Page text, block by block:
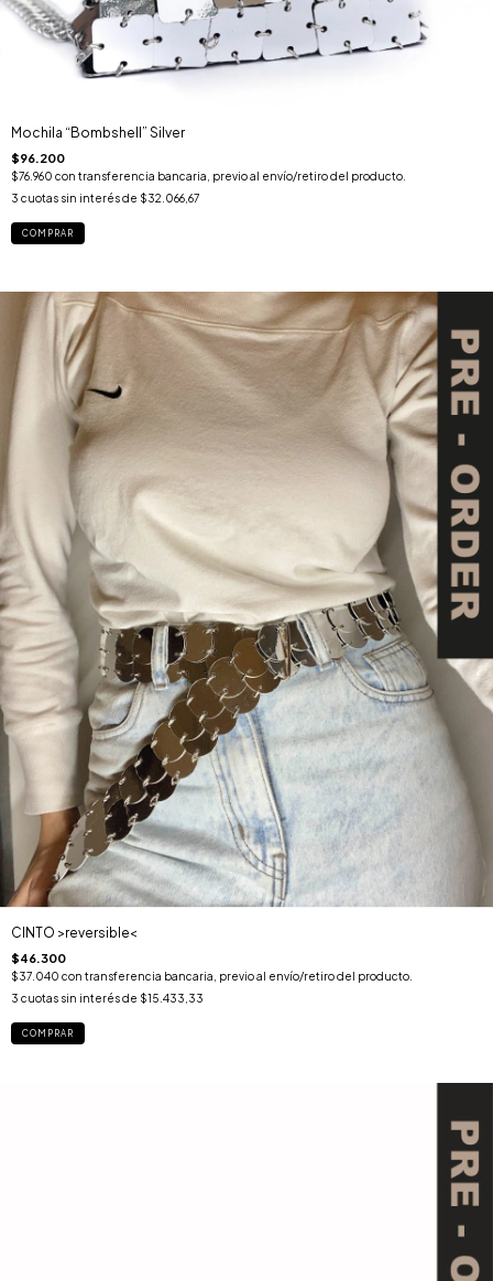
Mochila “Bombshell” Silver
$96.200
$76.960 con transferencia bancaria, previo al envío/retiro del producto.
3 cuotas sin interés de $32.066,67
CINTO >reversible<
$46.300
$37.040 con transferencia bancaria, previo al envío/retiro del producto.
3 cuotas sin interés de $15.433,33
COMPRAR